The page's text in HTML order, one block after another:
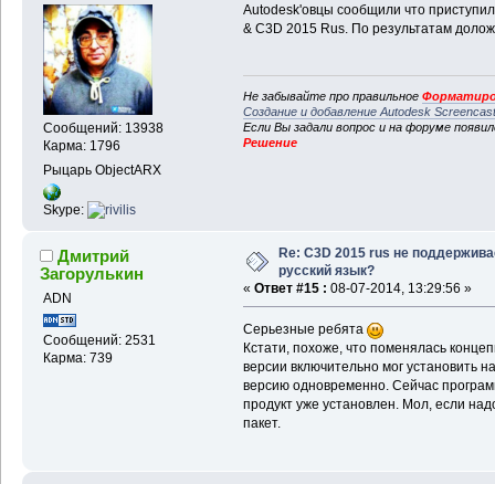
Сообщений: 13938
Карма: 1796
Рыцарь ObjectARX
Skype:
Autodesk'овцы сообщили что
& C3D 2015 Rus. По результатам
Не забывайте про правильное
Создание и добавление Autodesk
Если Вы задали вопрос и на форуме
Решение
Дмитрий
Загорулькин
ADN
Сообщений: 2531
Карма: 739
Re: C3D 2015 rus не
русский язык?
« Ответ #15 : 08-07-2014, 13:29:56 »
Серьезные ребята
Кстати, похоже, что поменялась
версии включительно мог установить
версию одновременно. Сейчас
продукт уже установлен. Мол, если
пакет.